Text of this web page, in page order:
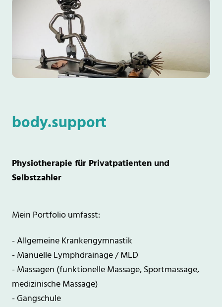
body.support
Physiotherapie für Privatpatienten und
Selbstzahler
Mein Portfolio umfasst:
- Allgemeine Krankengymnastik
- Manuelle Lymphdrainage / MLD
- Massagen (funktionelle Massage, Sportmassage,
medizinische Massage)
- Gangschule